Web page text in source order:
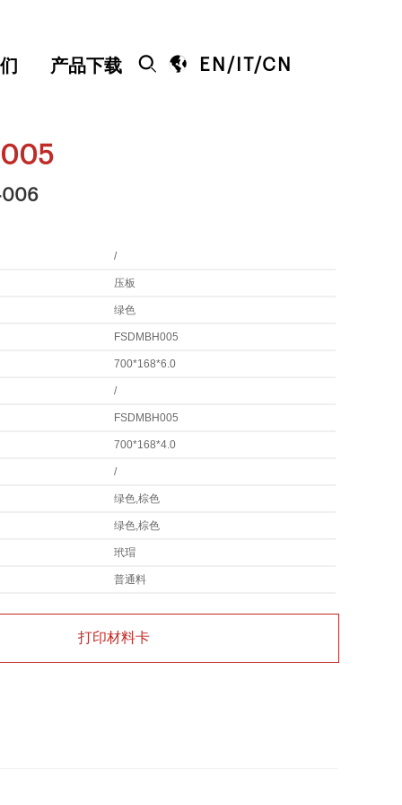
产品下载   EN / /CN
006
/
压板
绿色
FSDMBH005
700*168*6.0
/
FSDMBH005
700*168*4.0
/
绿色,棕色
绿色,棕色
玳瑁
普通料
打印材料卡